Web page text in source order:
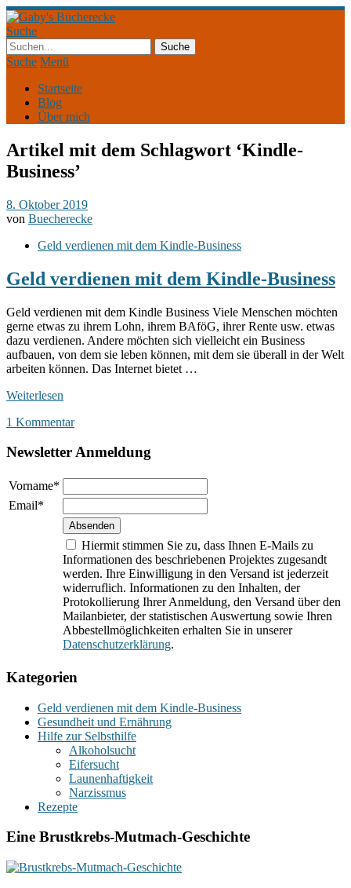
Suche
Suche Menü
Startseite
Blog
Über mich
Artikel mit dem Schlagwort ‘Kindle-
Business’
8. Oktober 2019
von Buecherecke
Geld verdienen mit dem Kindle-Business
Geld verdienen mit dem Kindle-Business
Geld verdienen mit dem Kindle Business Viele Menschen möchten
gerne etwas zu ihrem Lohn, ihrem BAföG, ihrer Rente usw. etwas
dazu verdienen. Andere möchten sich vielleicht ein Business
aufbauen, von dem sie leben können, mit dem sie überall in der Welt
arbeiten können. Das Internet bietet …
Weiterlesen
1 Kommentar
Newsletter Anmeldung
Vorname*
Email*
Hiermit stimmen Sie zu, dass Ihnen E-Mails zu
Informationen des beschriebenen Projektes zugesandt
werden. Ihre Einwilligung in den Versand ist jederzeit
widerruflich. Informationen zu den Inhalten, der
Protokollierung Ihrer Anmeldung, den Versand über den
Mailanbieter, der statistischen Auswertung sowie Ihren
Abbestellmöglichkeiten erhalten Sie in unserer
Datenschutzerklärung.
Kategorien
Geld verdienen mit dem Kindle-Business
Gesundheit und Ernährung
Hilfe zur Selbsthilfe
Alkoholsucht
Eifersucht
Launenhaftigkeit
Narzissmus
Rezepte
Eine Brustkrebs-Mutmach-Geschichte